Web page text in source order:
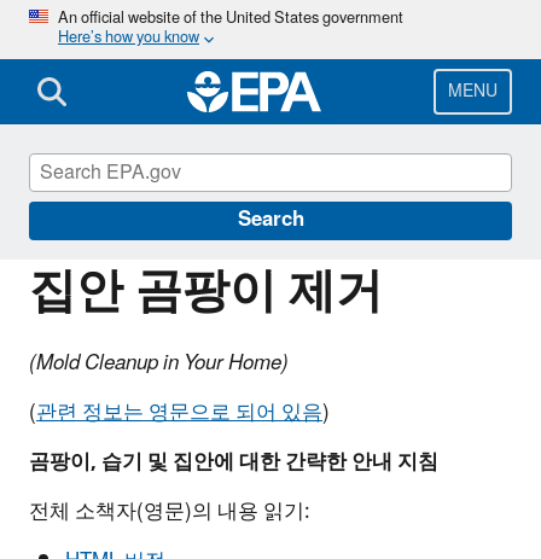
Skip
main
content
An official website of the United States government
Here’s how you know
MENU
Search
집안 곰팡이 제거
(Mold Cleanup in Your Home)
(관련 정보는 영문으로 되어 있음)
곰팡이,습기및집안에대한간략한안내지침
전체 소책자(영문)의 내용 읽기:
Information for Individuals with Limited
English Proficiency